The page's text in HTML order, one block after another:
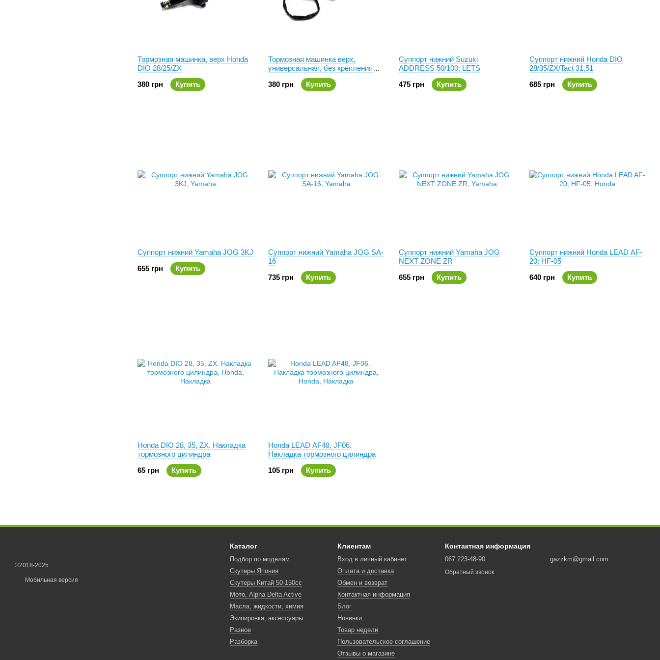
Тормозная машинка, верх Honda
DIO 28/25/ZX
380 грн
Купить
Тормозная машинка верх,
универсальная, без крепления
380 грн
Купить
Суппорт нижний Suzuki
ADDRESS 50/100; LETS
475 грн
Купить
Суппорт нижний Honda DIO
28/35/ZX/Tact 31,51
685 грн
Купить
Суппорт нижний Yamaha JOG 3KJ
655 грн
Купить
Суппорт нижний Yamaha JOG SA-
16
735 грн
Купить
Суппорт нижний Yamaha JOG
NEXT ZONE ZR
655 грн
Купить
Суппорт нижний Honda LEAD AF-
20; HF-05
640 грн
Купить
Honda DIO 28, 35, ZX. Накладка
тормозного цилиндра
65 грн
Купить
Honda LEAD AF48, JF06.
Накладка тормозного цилиндра
105 грн
Купить
©2018-2025
Мобильная версия
Каталог
Подбор по моделям
Скутеры Япония
Скутеры Китай 50-150сс
Мото, Alpha Delta Active
Масла, жидкости, химия
Экипировка, аксессуары
Разное
Разборка
Клиентам
Вход в личный кабинет
Оплата и доставка
Обмен и возврат
Контактная информация
Блог
Новинки
Товар недели
Пользовательское соглашение
Отзывы о магазине
Контактная информация
067 223-48-90
Обратный звонок
gazzkm@gmail.com